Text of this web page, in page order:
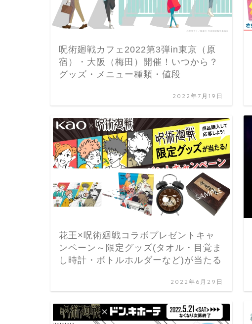
呪術廻戦カフェ2022第3弾in東京（原
宿）・大阪（梅田）開催！いつから？
グッズ・メニュー種類・値段
2022年7月19日
花王×呪術廻戦コラボプレゼントキャ
ンペーン～限定グッズ(タオル・目覚ま
し時計・ボトルホルダーなど)が当たる
2022年6月29日